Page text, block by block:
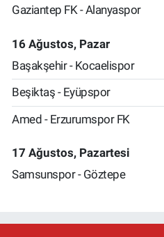
Gaziantep FK - Alanyaspor
16 Ağustos, Pazar
Başakşehir - Kocaelispor
Beşiktaş - Eyüpspor
Amed - Erzurumspor FK
17 Ağustos, Pazartesi
Samsunspor - Göztepe